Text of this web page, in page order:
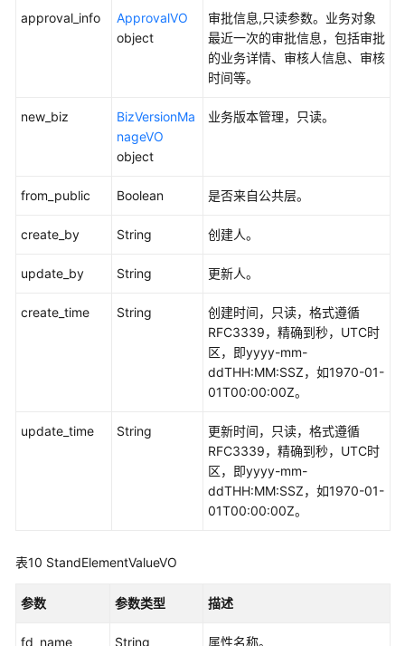
源
域
权
approval_info
ApprovalVO
object
审批信息,只读参数。业务对象
最近一次的审批信息，包括审批
的业务详情、审核人信息、审核
时间等。
new_biz
BizVersionMa
nageVO
object
业务版本管理，只读。
from_public Boolean 是否来自公共层。
create_by String 创建人。
update_by String 更新人。
create_time String
创建时间，只读，格式遵循
RFC3339，精确到秒，UTC时
区，即yyyy-mm-
ddTHH:MM:SSZ，如1970-01-
01T00:00:00Z。
update_time String
更新时间，只读，格式遵循
RFC3339，精确到秒，UTC时
区，即yyyy-mm-
ddTHH:MM:SSZ，如1970-01-
01T00:00:00Z。
表10 StandElementValueVO
参数 参数类型 描述
fd_name String 属性名称。